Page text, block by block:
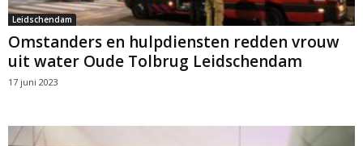
Leidschendam
Omstanders en hulpdiensten redden vrouw
uit water Oude Tolbrug Leidschendam
17 juni 2023